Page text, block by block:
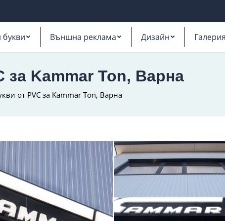
Външна реклама Дизайн Галерия
от PVC за Kammar Ton, Варна
за Kammar Ton, Варна